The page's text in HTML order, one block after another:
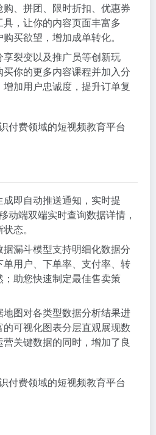
、拼团、限时折扣、优惠券
，让你的内容页面丰富多
买欲望，增加成单转化。
裂变以及推广员等创新玩
你的更多内容课程并加入分
加用户忠诚度，提升订单复
即自动推送通知，实时提
动端双端实时查询数据详情，
态。
漏斗模型支持明细化数据分
用户、下单率、支付率、转
助您快速制定最佳售卖策
地图对各类型数据分析结果进
可视化图表分层直观展现数
关键数据的同时，增加了良